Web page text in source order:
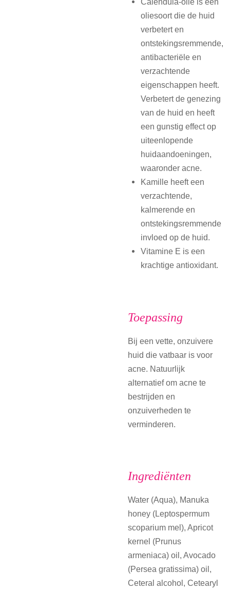
oliesoort die de huid
verbetert en
ontstekingsremmende,
antibacteriële en
verzachtende
eigenschappen heeft.
Verbetert de genezing
van de huid en heeft
een gunstig effect op
uiteenlopende
huidaandoeningen,
waaronder acne.
Kamille heeft een
verzachtende,
kalmerende en
ontstekingsremmende
invloed op de huid.
Vitamine E is een
krachtige antioxidant.
Toepassing
Bij een vette, onzuivere
huid die vatbaar is voor
acne. Natuurlijk
alternatief om acne te
bestrijden en
onzuiverheden te
verminderen.
Ingrediënten
Water (Aqua), Manuka
honey (Leptospermum
scoparium mel), Apricot
kernel (Prunus
armeniaca) oil, Avocado
(Persea gratissima) oil,
Ceteral alcohol, Cetearyl